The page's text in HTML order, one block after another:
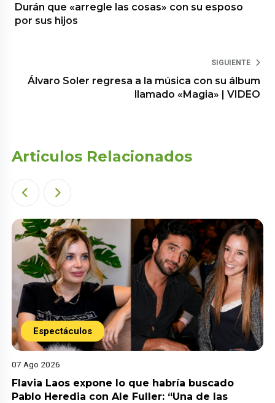
Durán que «arregle las cosas» con su esposo
por sus hijos
SIGUIENTE
Álvaro Soler regresa a la música con su álbum
llamado «Magia» | VIDEO
Articulos Relacionados
Espectáculos
07 Ago 2026
Flavia Laos expone lo que habría buscado
Pablo Heredia con Ale Fuller: “Una de las